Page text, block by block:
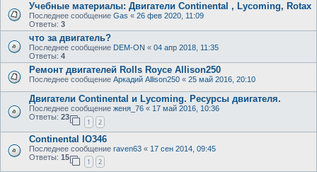
Учебные материалы: Двигатели Continental , Lycoming, Rotax
Последнее сообщение Gas « 26 фев 2020, 11:09
Ответы: 3
что за двигатель?
Последнее сообщение DEM-ON « 04 апр 2018, 11:35
Ответы: 4
Ремонт двигателей Rolls Royce Allison250
Последнее сообщение Аркадий Allison250 « 25 май 2016, 20:10
Двигатели Continental и Lycoming. Ресурсы двигателя.
Последнее сообщение женя_76 « 17 май 2016, 10:36
Ответы: 23
1 2
Continental IO346
Последнее сообщение raven63 « 17 сен 2014, 09:45
Ответы: 15
1 2